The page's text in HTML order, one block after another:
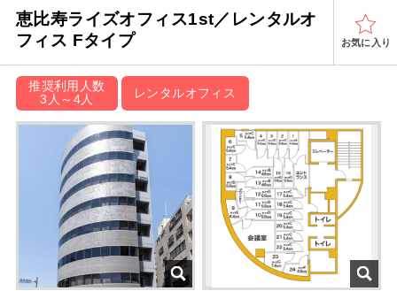
恵比寿ライズオフィス1st／レンタルオ
フィス Fタイプ
お気に入り
推奨利用人数
3人～4人
レンタルオフィス